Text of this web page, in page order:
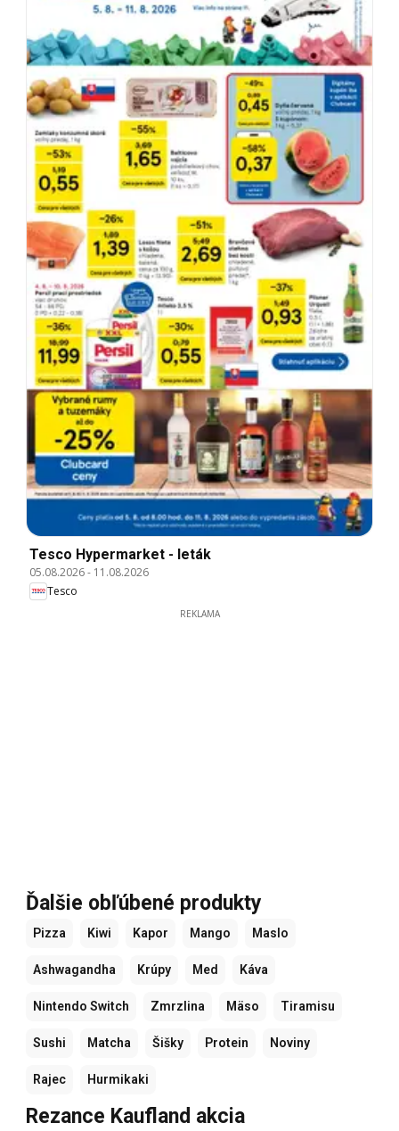
Tesco Hypermarket - leták
05.08.2026- 11.08.2026
Tesco
REKLAMA
Ďalšie obľúbené produkty
Pizza Kiwi Kapor Mango Maslo
Ashwagandha Krúpy Med Káva
Nintendo Switch Zmrzlina Mäso Tiramisu
Sushi Matcha Šišky Protein Noviny
Rajec Hurmikaki
Rezance Kaufland akcia